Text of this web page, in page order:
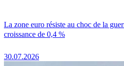
La zone euro résiste au choc de la
croissance de 0,4 %
30.07.2026